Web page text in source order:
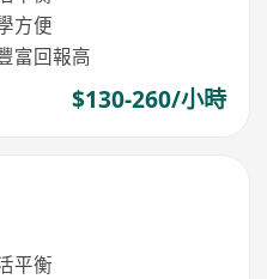
方便
富回報高
$130-260/小時
平衡